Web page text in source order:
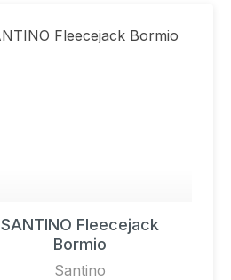
SANTINO Fleecejack
Bormio
Santino